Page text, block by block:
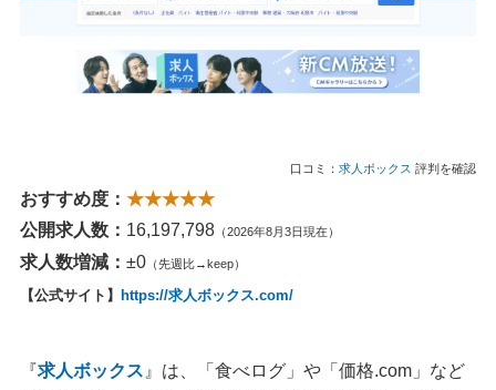
口コミ： 求人ボックス 評判を確認
おすすめ度： ★★★★★
公開求人数： 16,197,798 （2026年8月3日現在）
求人数増減： ±0 （先週比→keep）
【公式サイト】 https://求人ボックス.com/
『求人ボックス 』は、「食べログ」や「価格.com」など